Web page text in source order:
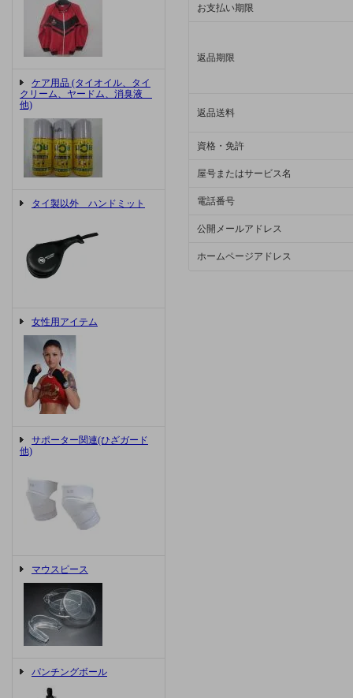
ケア用品 (タイオイル、タイ
クリーム、ヤードム、消臭液
他)
タイ製以外 ハンドミット
女性用アイテム
サポーター関連(ひざガード
他)
マウスピース
パンチングボール
お支払い期限
返品期限
返品送料
資格・免許
屋号またはサービス名
電話番号
公開メールアドレス
ホームページアドレス